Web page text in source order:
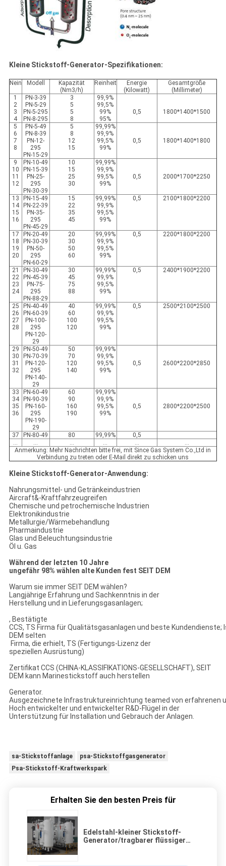
Kleine Stickstoff-Generator-Spezifikationen:
Nein Modell
Kapazität
(Nm3/h)
Reinheit
Energie
(Kilowatt)
Gesamtgröße
(Millimeter)
1
2
3
4
PN-3-39
PN-5-29
PN-5-295
PN-8-295
3
5
5
8
99,9%
99,5%
99%
95%
0,5 1800*1400*1500
5
6
7
8
PN-5-49
PN-8-39
PN-12-
295
PN-15-29
5
8
12
15
99,99%
99,9%
99,5%
99%
0,5 1800*1400*1800
9
10
11
12
PN-10-49
PN-15-39
PN-25-
295
PN-30-39
10
15
25
30
99,99%
99,9%
99,5%
99%
0,5 2000*1700*2250
13
14
15
16
PN-15-49
PN-22-39
PN-35-
295
PN-45-29
15
22
35
45
99,99%
99,9%
99,5%
99%
0,5 2100*1800*2200
17
18
19
20
PN-20-49
PN-30-39
PN-50-
295
PN-60-29
20
30
50
60
99,99%
99,9%
99,5%
99%
0,5 2200*1800*2200
21
22
23
24
PN-30-49
PN-45-39
PN-75-
295
PN-88-29
30
45
75
88
99,99%
99,9%
99,5%
99%
0,5 2400*1900*2200
25
26
27
28
PN-40-49
PN-60-39
PN-100-
295
PN-120-
29
40
60
100
120
99,99%
99,9%
99,5%
99%
0,5 2500*2100*2500
29
30
31
32
PN-50-49
PN-70-39
PN-120-
295
PN-140-
29
50
70
120
140
99,99%
99,9%
99,5%
99%
0,5 2600*2200*2850
33
34
35
36
PN-60-49
PN-90-39
PN-160-
295
PN-190-
29
60
90
160
190
99,99%
99,9%
99,5%
99%
0,5 2800*2200*2500
37 PN-80-49 80 99,99%
0,5
…
… … … …
…
Anmerkung: Mehr Nachrichten bitte frei, mit Since Gas System Co.,Ltd in
Verbindung zu treten oder E-Mail direkt zu schicken uns
Kleine Stickstoff-Generator-Anwendung:
Nahrungsmittel- und Getränkeindustrien
Aircraft&-Kraftfahrzeugreifen
Chemische und petrochemische Industrien
Elektronikindustrie
Metallurgie/Wärmebehandlung
Pharmaindustrie
Glas und Beleuchtungsindustrie
Öl u. Gas
Während der letzten 10 Jahre
ungefähr 98% wählen alte Kunden fest SEIT DEM
Warum sie immer SEIT DEM wählen?
Langjährige Erfahrung und Sachkenntnis in der
Herstellung und in Lieferungsgasanlagen;
, Bestätigte
CCS, TS Firma für Qualitätsgasanlagen und beste Kundendienste;
DEM selten
Firma, die erhielt, TS (Fertigungs-Lizenz der
speziellen Ausrüstung)
Zertifikat CCS (CHINA-KLASSIFIKATIONS-GESELLSCHAFT), SEIT
DEM kann Marinestickstoff auch herstellen
Generator.
Ausgezeichnete Infrastruktureinrichtung teamed von erfahrenen
Hoch entwickelter und entwickelter R&D-Flügel in der
Unterstützung für Installation und Gebrauch der Anlagen.
sa-Stickstoffanlage
psa-Stickstoffgasgenerator
Psa-Stickstoff-Kraftwerkspark
Erhalten Sie den besten Preis für
Edelstahl-kleiner Stickstoff-
Generator/tragbarer flüssiger